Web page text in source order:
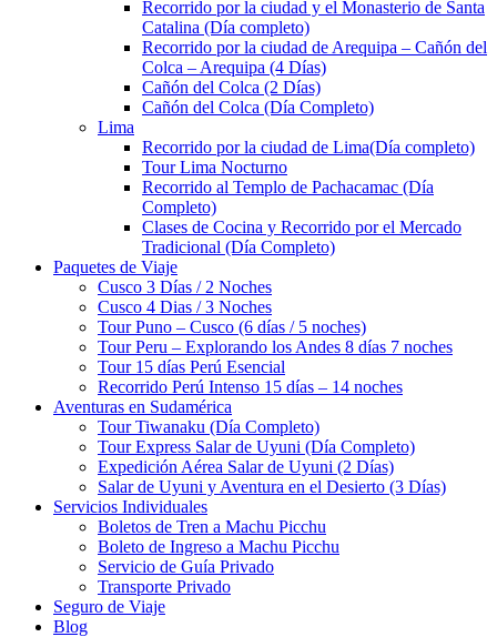
Recorrido por la ciudad y el Monasterio de Santa
Catalina (Día completo)
Recorrido por la ciudad de Arequipa – Cañón del
Colca – Arequipa (4 Días)
Cañón del Colca (2 Días)
Cañón del Colca (Día Completo)
Lima
Recorrido por la ciudad de Lima(Día completo)
Tour Lima Nocturno
Recorrido al Templo de Pachacamac (Día
Completo)
Clases de Cocina y Recorrido por el Mercado
Tradicional (Día Completo)
Paquetes de Viaje
Cusco 3 Días / 2 Noches
Cusco 4 Dias / 3 Noches
Tour Puno – Cusco (6 días / 5 noches)
Tour Peru – Explorando los Andes 8 días 7 noches
Tour 15 días Perú Esencial
Recorrido Perú Intenso 15 días – 14 noches
Aventuras en Sudamérica
Tour Tiwanaku (Día Completo)
Tour Express Salar de Uyuni (Día Completo)
Expedición Aérea Salar de Uyuni (2 Días)
Salar de Uyuni y Aventura en el Desierto (3 Días)
Servicios Individuales
Boletos de Tren a Machu Picchu
Boleto de Ingreso a Machu Picchu
Servicio de Guía Privado
Transporte Privado
Seguro de Viaje
Blog